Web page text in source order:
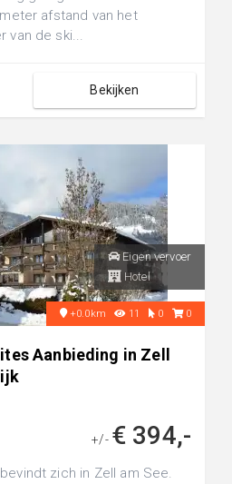
afstand van het
van de ski...
Bekijken
Eigen vervoer
Hotel
+0.0km 11 0 0
Aanbieding in Zell
+/- € 394,-
zich in Zell am See.